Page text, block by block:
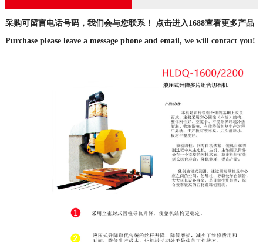
采购可留言电话号码，我们会与您联系！
点击进入1688查看更多产品
Purchase please leave a message phone and email, we will contact you!